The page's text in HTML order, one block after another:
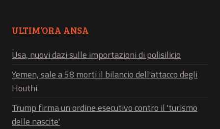
ULTIM’ORA ANSA
Usa, nuovi dazi sulle importazioni di polisilicio
Yemen, sale a 58 morti il bilancio dell'attacco degli
Houthi
Trump firma un ordine esecutivo contro il 'turismo
delle nascite'